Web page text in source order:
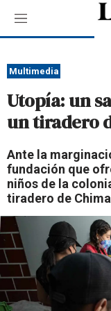
M
e
ú
Multimedia
Utopía: un
un tiradero
Ante la
fundación que
niños de la
tiradero de